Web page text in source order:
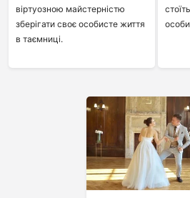
віртуозною майстерністю
зберігати своє особисте життя
в таємниці.